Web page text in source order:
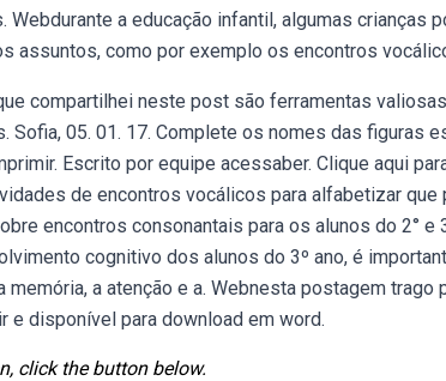
a educação infantil, algumas crianças
assuntos, como por exemplo os encontros
compartilhei neste post são ferramentas
05. 01. 17. Complete os nomes das figuras
Escrito por equipe acessaber. Clique aqui
de encontros vocálicos para alfabetizar que
encontros consonantais para os alunos do 2° e
cognitivo dos alunos do 3º ano, é
a atenção e a. Webnesta postagem trago
e disponível para download em word.
click the button below.